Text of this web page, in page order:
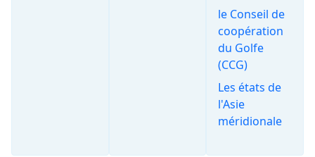
le Conseil de
coopération
du Golfe
(CCG)
Les états de
l'Asie
méridionale